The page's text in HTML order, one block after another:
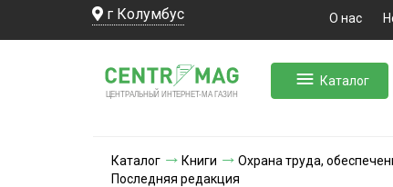
г Колумбус О нас
ЦЕНТРАЛЬНЫЙ ИНТЕРНЕТ-МА ГАЗИН
Каталог
Каталог Книги Охрана труда,
Последняя редакция